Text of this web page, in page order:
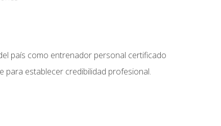
país como entrenador personal certificado
para establecer credibilidad profesional.